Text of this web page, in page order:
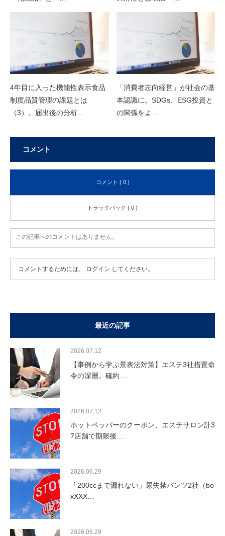
4年目に入った機能性表示食品
制度品質管理の課題とは
（3）。届出後の分析…
「消費者志向経営」が社会の基
本認識に。SDGs、ESG投資と
の関係をよ…
コメント
コメント ( 0 )
トラックバック ( 0 )
この記事へのコメントはありません。
コメントするためには、 ログイン してください。
最近の記事
2026.07.12
【事例から学ぶ景表法対策】エステ3社措置命
令の深層。確約…
2026.07.12
ホットペッパーのクーポン、エステサロン計3
7店舗で期限後…
2026.06.29
「200ccまで漏れない」尿失禁パンツ2社（bo
xXXX…
2026.06.29